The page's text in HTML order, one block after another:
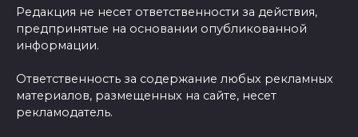
Редакция не несет ответственности за действия,
предпринятые на основании опубликованной
информации.
Ответственность за содержание любых рекламных
материалов, размещенных на сайте, несет
рекламодатель.